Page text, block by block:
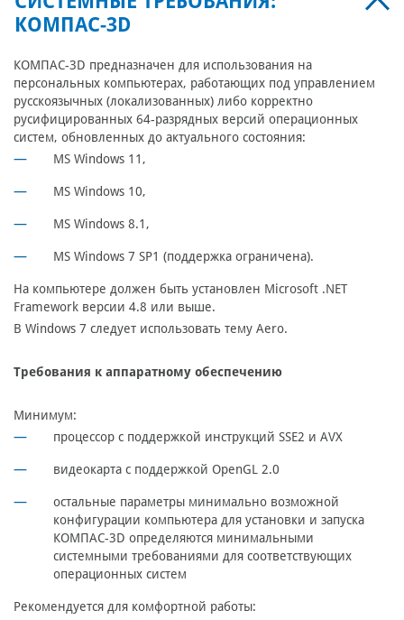
КОМПАС-3D
КОМПАС-3D предназначен для использования на
персональных компьютерах, работающих под управлением
русскоязычных (локализованных) либо корректно
русифицированных 64-разрядных версий операционных
систем, обновленных до актуального состояния:
MS Windows 11,
MS Windows 10,
MS Windows 8.1,
MS Windows 7 SP1 (поддержка ограничена).
На компьютере должен быть установлен Microsoft .NET
Framework версии 4.8 или выше.
В Windows 7 следует использовать тему Aero.
Требования к аппаратному обеспечению
Минимум:
процессор с поддержкой инструкций SSE2 и AVX
видеокарта с поддержкой OpenGL 2.0
остальные параметры минимально возможной
конфигурации компьютера для установки и запуска
КОМПАС-3D определяются минимальными
системными требованиями для соответствующих
операционных систем
Рекомендуется для комфортной работы: